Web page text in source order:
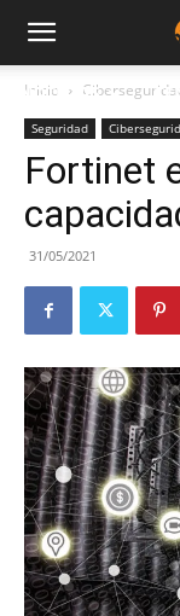
NOTICIAS
Inicio
Seguridad
Fortinet
31/05/2021